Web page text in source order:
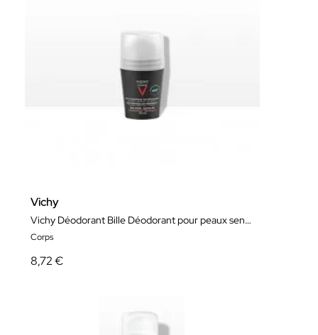
Vichy
Vichy Déodorant Bille Déodorant pour peaux sensibles 50 Ml
Corps
8,72 €